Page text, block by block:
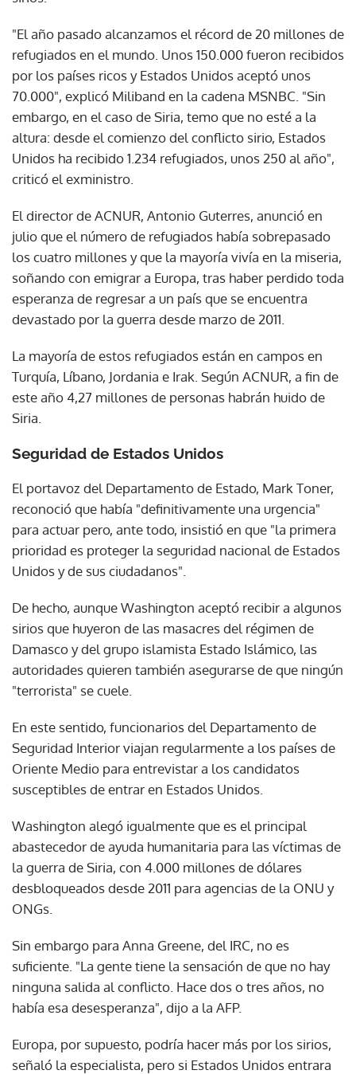
"El año pasado alcanzamos el récord de 20 millones de
refugiados en el mundo. Unos 150.000 fueron recibidos
por los países ricos y Estados Unidos aceptó unos
70.000", explicó Miliband en la cadena MSNBC. "Sin
embargo, en el caso de Siria, temo que no esté a la
altura: desde el comienzo del conflicto sirio, Estados
Unidos ha recibido 1.234 refugiados, unos 250 al año",
criticó el exministro.
El director de ACNUR, Antonio Guterres, anunció en
julio que el número de refugiados había sobrepasado
los cuatro millones y que la mayoría vivía en la miseria,
soñando con emigrar a Europa, tras haber perdido toda
esperanza de regresar a un país que se encuentra
devastado por la guerra desde marzo de 2011.
La mayoría de estos refugiados están en campos en
Turquía, Líbano, Jordania e Irak. Según ACNUR, a fin de
este año 4,27 millones de personas habrán huido de
Siria.
Seguridad de Estados Unidos
El portavoz del Departamento de Estado, Mark Toner,
reconoció que había "definitivamente una urgencia"
para actuar pero, ante todo, insistió en que "la primera
prioridad es proteger la seguridad nacional de Estados
Unidos y de sus ciudadanos".
De hecho, aunque Washington aceptó recibir a algunos
sirios que huyeron de las masacres del régimen de
Damasco y del grupo islamista Estado Islámico, las
autoridades quieren también asegurarse de que ningún
"terrorista" se cuele.
En este sentido, funcionarios del Departamento de
Seguridad Interior viajan regularmente a los países de
Oriente Medio para entrevistar a los candidatos
susceptibles de entrar en Estados Unidos.
Washington alegó igualmente que es el principal
abastecedor de ayuda humanitaria para las víctimas de
la guerra de Siria, con 4.000 millones de dólares
desbloqueados desde 2011 para agencias de la ONU y
ONGs.
Sin embargo para Anna Greene, del IRC, no es
suficiente. "La gente tiene la sensación de que no hay
ninguna salida al conflicto. Hace dos o tres años, no
había esa desesperanza", dijo a la AFP.
Europa, por supuesto, podría hacer más por los sirios,
señaló la especialista, pero si Estados Unidos entrara